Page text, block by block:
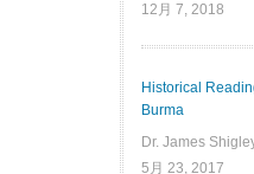
12月 7, 2018
Historical
Burma
Dr. James
5月 23, 2017